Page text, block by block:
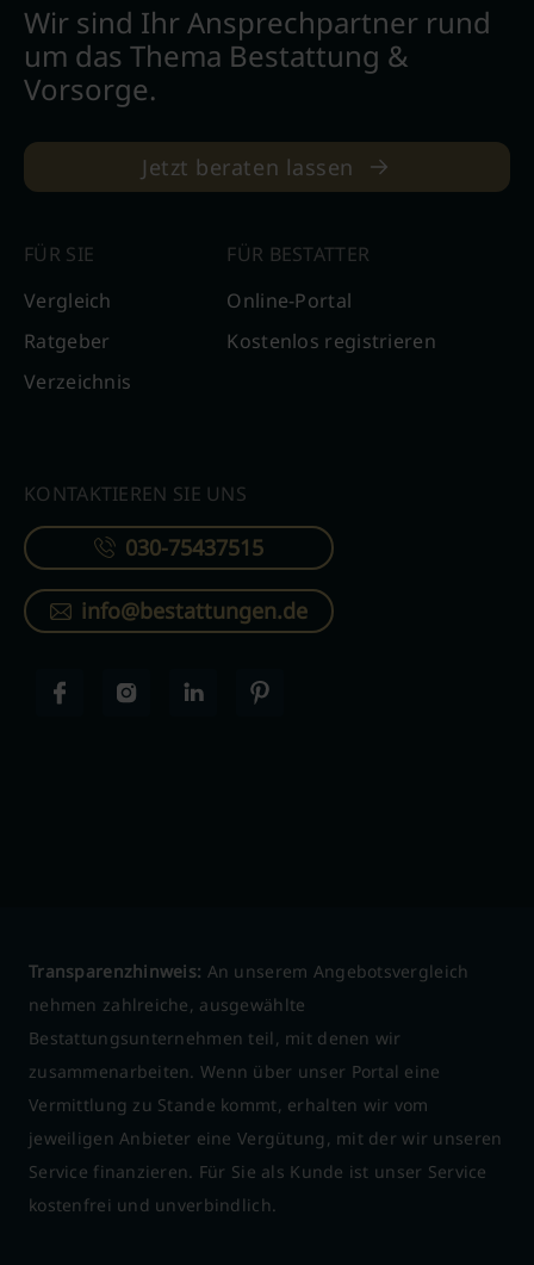
Wir sind Ihr Ansprechpartner rund
um das Thema Bestattung &
Vorsorge.
Jetzt beraten lassen
FÜR SIE
Vergleich
Ratgeber
Verzeichnis
FÜR BESTATTER
Online-Portal
Kostenlos registrieren
KONTAKTIEREN SIE UNS
030-75437515
info@bestattungen.de
Transparenzhinweis: An unserem Angebotsvergleich
nehmen zahlreiche, ausgewählte
Bestattungsunternehmen teil, mit denen wir
zusammenarbeiten. Wenn über unser Portal eine
Vermittlung zu Stande kommt, erhalten wir vom
jeweiligen Anbieter eine Vergütung, mit der wir unseren
Service finanzieren. Für Sie als Kunde ist unser Service
kostenfrei und unverbindlich.